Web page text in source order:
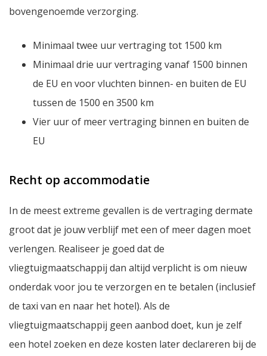
bovengenoemde verzorging.
Minimaal twee uur vertraging tot 1500 km
Minimaal drie uur vertraging vanaf 1500 binnen
de EU en voor vluchten binnen- en buiten de EU
tussen de 1500 en 3500 km
Vier uur of meer vertraging binnen en buiten de
EU
Recht op accommodatie
In de meest extreme gevallen is de vertraging dermate
groot dat je jouw verblijf met een of meer dagen moet
verlengen. Realiseer je goed dat de
vliegtuigmaatschappij dan altijd verplicht is om nieuw
onderdak voor jou te verzorgen en te betalen (inclusief
de taxi van en naar het hotel). Als de
vliegtuigmaatschappij geen aanbod doet, kun je zelf
een hotel zoeken en deze kosten later declareren bij de